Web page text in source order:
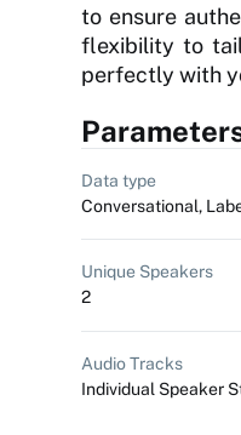
to ensure
flexibility to
perfectly with
Data type
Conversational,
Unique Speakers
2
Audio Tracks
Individual Speaker